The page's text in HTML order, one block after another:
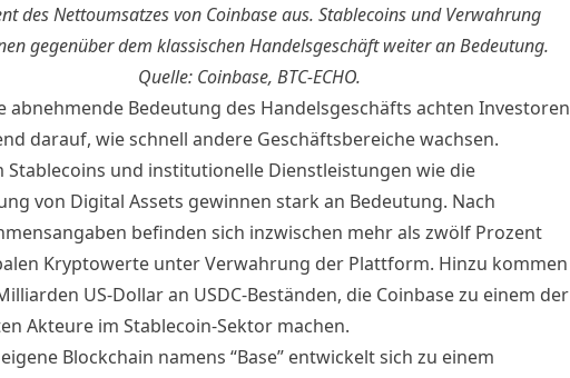
des Nettoumsatzes von Coinbase aus. Stablecoins und Verwahrung
gegenüber dem klassischen Handelsgeschäft weiter an Bedeutung.
Quelle: Coinbase, BTC-ECHO.
abnehmende Bedeutung des Handelsgeschäfts achten Investoren
darauf, wie schnell andere Geschäftsbereiche wachsen.
Stablecoins und institutionelle Dienstleistungen wie die
von Digital Assets gewinnen stark an Bedeutung. Nach
befinden sich inzwischen mehr als zwölf Prozent
Kryptowerte unter Verwahrung der Plattform. Hinzu kommen
US-Dollar an USDC-Beständen, die Coinbase zu einem der
Akteure im Stablecoin-Sektor machen.
Blockchain namens “Base”entwickelt sich zu einem